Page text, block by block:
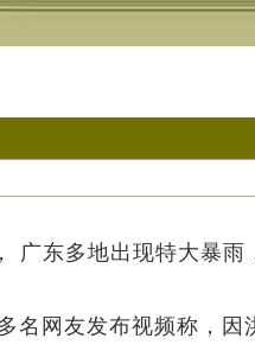
东多地出现特大暴雨
网友发布视频称，因